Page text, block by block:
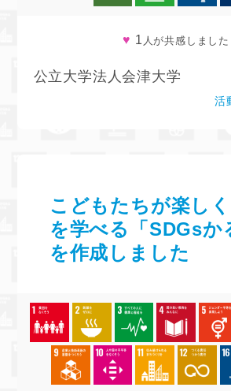
♥ 1 人が共感しました
公立大学法人会津大学
活
こどもたちが楽し
を学べる「SDGsか
を作成しました